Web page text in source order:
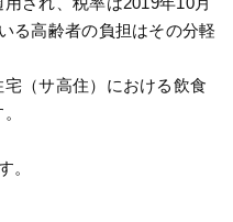
る高齢者の負担はその分軽
（サ高住）における飲食
。